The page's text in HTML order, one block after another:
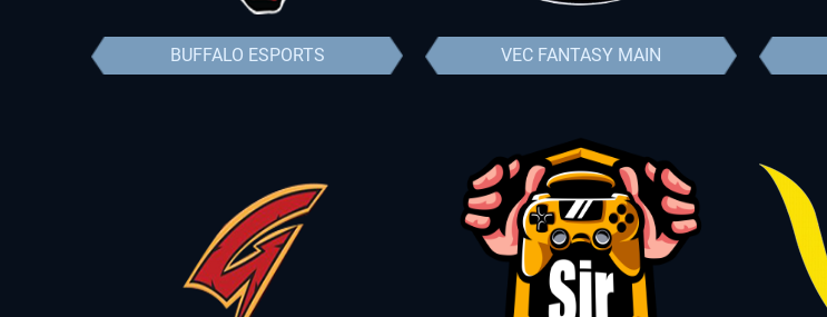
BUFFALO ESPORTS VEC FANTASY MAIN